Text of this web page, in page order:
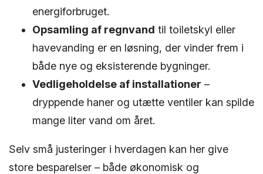
energiforbruget.
Opsamling af regnvand til toiletskyl eller
havevanding er en løsning, der vinder frem i
både nye og eksisterende bygninger.
Vedligeholdelse af installationer –
dryppende haner og utætte ventiler kan spilde
mange liter vand om året.
Selv små justeringer i hverdagen kan her give
store besparelser – både økonomisk og